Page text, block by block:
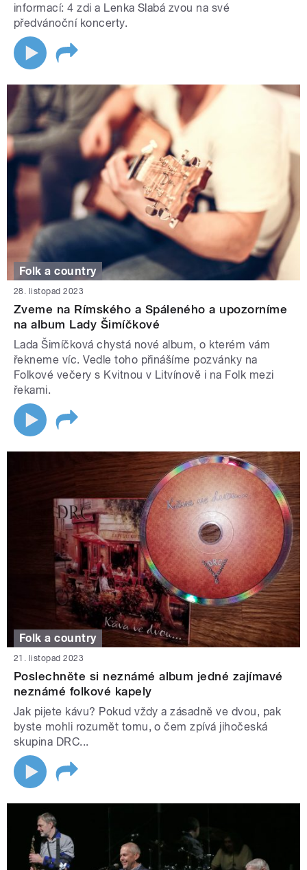
informací: 4 zdi a Lenka Slabá zvou na své
předvánoční koncerty.
Folk a country
28. listopad 2023
Zveme na Rímského a Spáleného a upozorníme
na album Lady Šimíčkové
Lada Šimíčková chystá nové album, o kterém vám
řekneme víc. Vedle toho přinášíme pozvánky na
Folkové večery s Kvitnou v Litvínově i na Folk mezi
řekami.
Folk a country
21. listopad 2023
Poslechněte si neznámé album jedné zajímavé
neznámé folkové kapely
Jak pijete kávu? Pokud vždy a zásadně ve dvou, pak
byste mohli rozumět tomu, o čem zpívá jihočeská
skupina DRC...